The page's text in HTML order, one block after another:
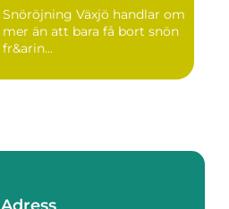
Snöröjning Växjö handlar om
mer än att bara få bort snön
fr&arin...